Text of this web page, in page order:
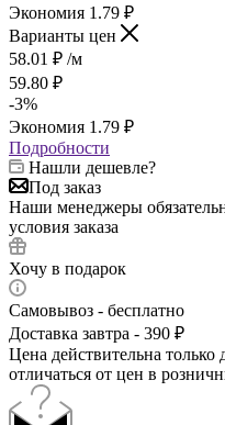
Экономия 1.79 ₽
Варианты цен
58.01 ₽ /м
59.80 ₽
-3%
Экономия 1.79 ₽
Подробности
Нашли дешевле?
Под заказ
Наши менеджеры
условия заказа
Хочу в подарок
Самовывоз - бесплатно
Доставка завтра - 390 ₽
Цена действительна
отличаться от цен в